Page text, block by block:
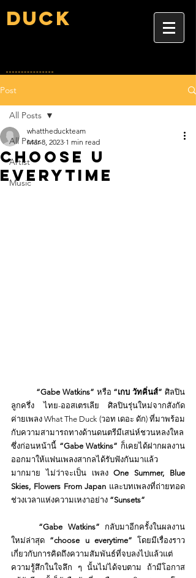
Duck
Post
All Posts
Artist
Music
All Posts
choose u
everytime
whattheduckteam
Mar 8, 2023 1 min read
“Gabe Watkins” หรือ “เกบ วัทคิ่นส์” ศิลปิน
ลูกครึ่ง ไทย-ออสเตรเลีย ศิลปินรุ่นใหม่จากสังกัด
ค่ายเพลง What The Duck (วอท เดอะ ดัก) ที่มาพร้อม
กับความสามารถทางด้านดนตรีมีเสน่ห์ชวนหลงใหล
ซึ่งก่อนหน้านี้ “Gabe Watkins” ก็เคยได้ฝากผลงาน
ออกมาให้แฟนเพลงสากลได้รับฟังกันมาแล้ว
มากมาย ไม่ว่าจะเป็น เพลง One Summer, Blue
Skies, Flowers From Japan และบทเพลงที่ถ่ายทอด
ช่วงเวลาแห่งความเหงาอย่าง “Sunsets”
“Gabe Watkins” กลับมาอีกครั้งในผลงาน
ใหม่ล่าสุด “choose u everytime” โดยมีเรื่องราว
เกี่ยวกับการคิดถึงความสัมพันธ์ที่จบลงไปแล้วแต่
ความรู้สึกในใจลึก ๆ นั้นไม่ได้จบตาม ถ้ามีโอกาส